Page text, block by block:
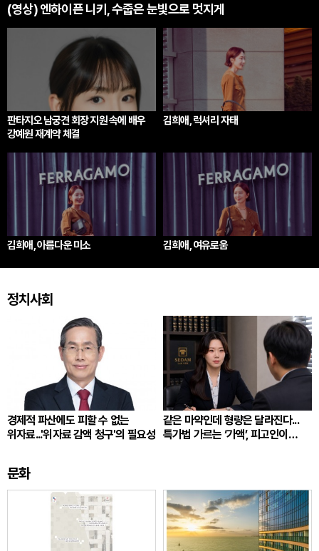
(영상) 엔하이픈 니키, 수줍은 눈빛으로 멋지게
판타지오 남궁견 회장 지원 속에 배우
강예원 재계약 체결
김희애, 럭셔리 자태
김희애, 아름다운 미소 김희애, 여유로움
정치사회
경제적 파산에도 피할 수 없는
위자료...'위자료 감액 청구'의 필요성
같은 마약인데 형량은 달라진다...
특가법 가르는 ‘가액’, 피고인이
문화